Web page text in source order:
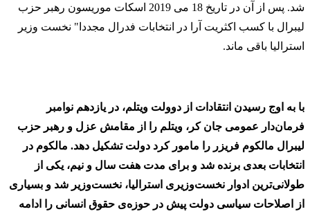
شد. پس از آن در تاریخ 18 می 2019 اسکات موریسون رهبر حزب
لیبرال با کسب اکثریت آرا در انتخابات فدرال مجددا" نخست وزیر
استرالیا باقی ماند.
با به اوج رسیدن انتقادات از دوولت ویتلم، در یازدهم نوامبر
فرمان‌دار عمومی جان کر، ویتلم را از مقامش عزل و رهبر حزب
لیبرال مالکوم فریزر را مامور کرد دولت تشکیل دهد. مالکوم در
انتخابات بعدی برنده شد و برای مدت هفت سال و نیم، یکی از
طولانی‌ترین ادوار نخست‌وزیری استرالیا، نخست‌وزیر شد و بسیاری
از اصلاحات سیاسی دولت پیش در حوزه‌ی حقوق انسانی را ادامه